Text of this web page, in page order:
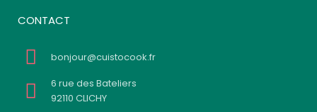
CONTACT
bonjour@cuistocook.fr
6 rue des Bateliers
92110 CLICHY